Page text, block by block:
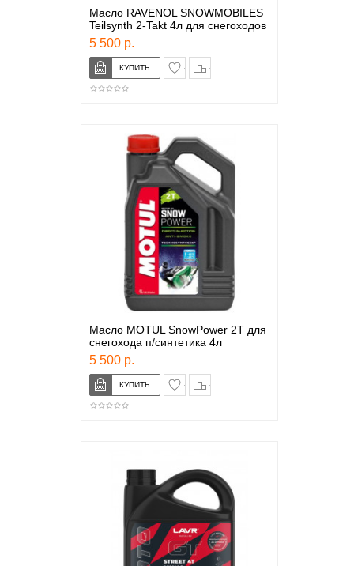
Масло RAVENOL SNOWMOBILES
Teilsynth 2-Takt 4л для снегоходов
5 500 р.
в закладки
Масло MOTUL SnowPower 2T для
снегохода п/синтетика 4л
5 500 р.
в закладки